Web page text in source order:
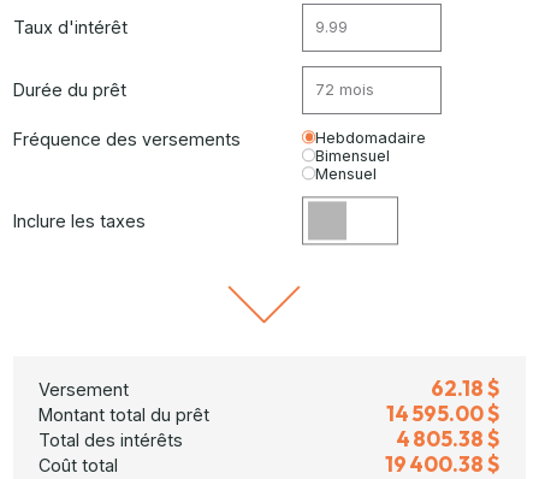
Taux d'intérêt
Durée du prêt
Fréquence des versements
Hebdomadaire
Bimensuel
Mensuel
Inclure les taxes
Versement 62.18 $
Montant total du prêt 14 595.00 $
Total des intérêts 4 805.38 $
Coût total 19 400.38 $